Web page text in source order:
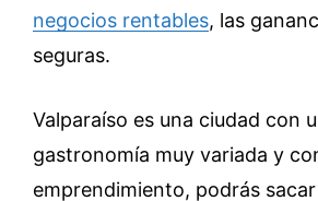
negocios rentables, las
seguras.
Valparaíso es una ciudad con
gastronomía muy variada y
emprendimiento, podrás